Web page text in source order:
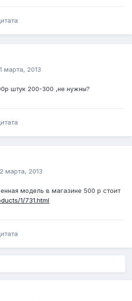
марта, 2013
штук 200-300 ,не нужны?
марта, 2013
модель в магазине 500 р стоит
1/731.html